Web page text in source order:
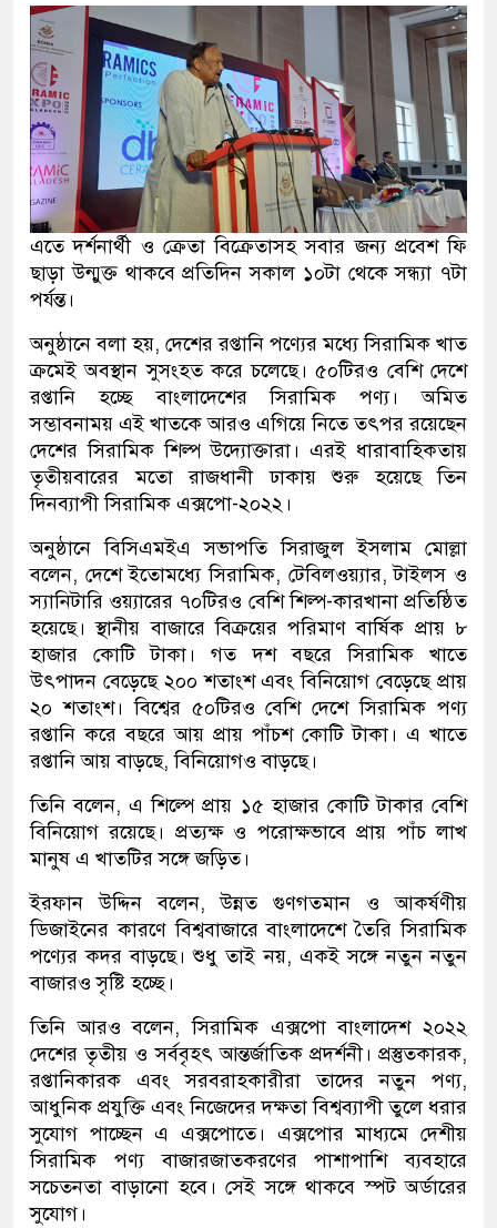
এতে দর্শনার্থী ও ক্রেতা বিক্রেতাসহ সবার জন্য প্রবেশ ফি
ছাড়া উন্মুক্ত থাকবে প্রতিদিন সকাল ১০টা থেকে সন্ধ্যা ৭টা
পর্যন্ত।
অনুষ্ঠানে বলা হয়, দেশের রপ্তানি পণ্যের মধ্যে সিরামিক খাত
ক্রমেই অবস্থান সুসংহত করে চলেছে। ৫০টিরও বেশি দেশে
রপ্তানি হচ্ছে বাংলাদেশের সিরামিক পণ্য। অমিত
সম্ভাবনাময় এই খাতকে আরও এগিয়ে নিতে তৎপর রয়েছেন
দেশের সিরামিক শিল্প উদ্যোক্তারা। এরই ধারাবাহিকতায়
তৃতীয়বারের মতো রাজধানী ঢাকায় শুরু হয়েছে তিন
দিনব্যাপী সিরামিক এক্সপো-২০২২।
অনুষ্ঠানে বিসিএমইএ সভাপতি সিরাজুল ইসলাম মোল্লা
বলেন, দেশে ইতোমধ্যে সিরামিক, টেবিলওয়্যার, টাইলস ও
স্যানিটারি ওয়্যারের ৭০টিরও বেশি শিল্প-কারখানা প্রতিষ্ঠিত
হয়েছে। স্থানীয় বাজারে বিক্রয়ের পরিমাণ বার্ষিক প্রায় ৮
হাজার কোটি টাকা। গত দশ বছরে সিরামিক খাতে
উৎপাদন বেড়েছে ২০০ শতাংশ এবং বিনিয়োগ বেড়েছে প্রায়
২০ শতাংশ। বিশ্বের ৫০টিরও বেশি দেশে সিরামিক পণ্য
রপ্তানি করে বছরে আয় প্রায় পাঁচশ কোটি টাকা। এ খাতে
রপ্তানি আয় বাড়ছে, বিনিয়োগও বাড়ছে।
তিনি বলেন, এ শিল্পে প্রায় ১৫ হাজার কোটি টাকার বেশি
বিনিয়োগ রয়েছে। প্রত্যক্ষ ও পরোক্ষভাবে প্রায় পাঁচ লাখ
মানুষ এ খাতটির সঙ্গে জড়িত।
ইরফান উদ্দিন বলেন, উন্নত গুণগতমান ও আকর্ষণীয়
ডিজাইনের কারণে বিশ্ববাজারে বাংলাদেশে তৈরি সিরামিক
পণ্যের কদর বাড়ছে। শুধু তাই নয়, একই সঙ্গে নতুন নতুন
বাজারও সৃষ্টি হচ্ছে।
তিনি আরও বলেন, সিরামিক এক্সপো বাংলাদেশ ২০২২
দেশের তৃতীয় ও সর্ববৃহৎ আন্তর্জাতিক প্রদর্শনী। প্রস্তুতকারক,
রপ্তানিকারক এবং সরবরাহকারীরা তাদের নতুন পণ্য,
আধুনিক প্রযুক্তি এবং নিজেদের দক্ষতা বিশ্বব্যাপী তুলে ধরার
সুযোগ পাচ্ছেন এ এক্সপোতে। এক্সপোর মাধ্যমে দেশীয়
সিরামিক পণ্য বাজারজাতকরণের পাশাপাশি ব্যবহারে
সচেতনতা বাড়ানো হবে। সেই সঙ্গে থাকবে স্পট অর্ডারের
সুযোগ।